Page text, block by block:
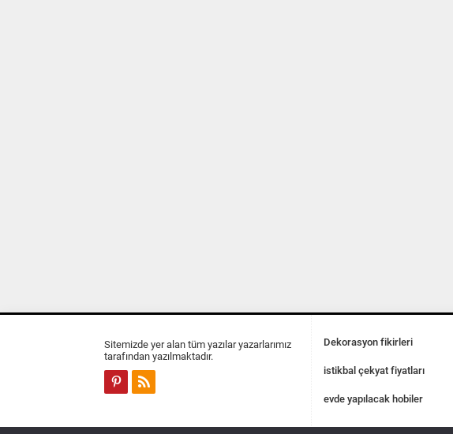
Sitemizde yer alan tüm yazılar yazarlarımız
tarafından yazılmaktadır.
Dekorasyon fikirleri
istikbal çekyat fiyatları
evde yapılacak hobiler